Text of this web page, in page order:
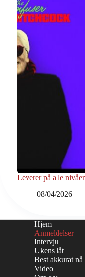
Leverer på alle nivåer
08/04/2026
Hjem
Anmeldelser
Intervju
Ukens låt
Best akkurat nå
Video